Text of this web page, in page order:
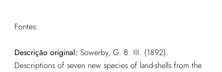
Fontes:
Descrição original: Sowerby, G. B. III. (1892).
Descriptions of seven new species of land-shells from the